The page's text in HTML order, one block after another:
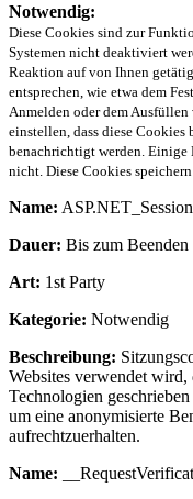
Notwendig:
Diese Cookies sind zur
Systemen nicht deaktiviert
Reaktion auf von Ihnen
entsprechen, wie etwa dem
Anmelden oder dem
einstellen, dass diese
benachrichtigt werden. Einige
nicht. Diese Cookies
Name:
Dauer: Bis zum Beenden
Art: 1st Party
Kategorie: Notwendig
Beschreibung:
Websites verwendet
Technologien
um eine anonymisierte
aufrechtzuerhalten.
Name: